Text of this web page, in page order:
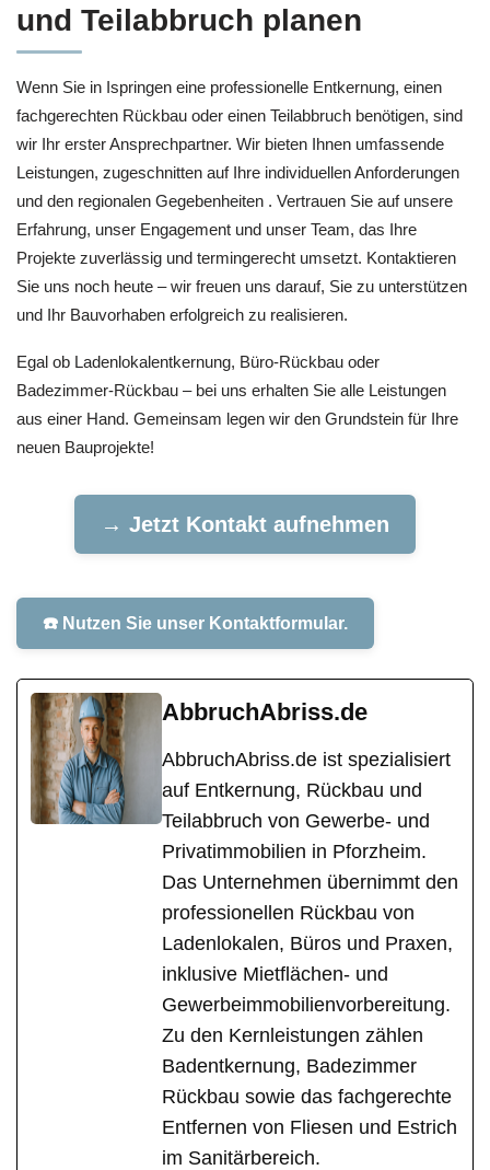
und Teilabbruch planen
Wenn Sie in Ispringen eine professionelle Entkernung, einen
fachgerechten Rückbau oder einen Teilabbruch benötigen, sind
wir Ihr erster Ansprechpartner. Wir bieten Ihnen umfassende
Leistungen, zugeschnitten auf Ihre individuellen Anforderungen
und den regionalen Gegebenheiten . Vertrauen Sie auf unsere
Erfahrung, unser Engagement und unser Team, das Ihre
Projekte zuverlässig und termingerecht umsetzt. Kontaktieren
Sie uns noch heute – wir freuen uns darauf, Sie zu unterstützen
und Ihr Bauvorhaben erfolgreich zu realisieren.
Egal ob Ladenlokalentkernung, Büro-Rückbau oder
Badezimmer-Rückbau – bei uns erhalten Sie alle Leistungen
aus einer Hand. Gemeinsam legen wir den Grundstein für Ihre
neuen Bauprojekte!
→ Jetzt Kontakt aufnehmen
☎️ Nutzen Sie unser Kontaktformular.
AbbruchAbriss.de
AbbruchAbriss.de ist spezialisiert
auf Entkernung, Rückbau und
Teilabbruch von Gewerbe- und
Privatimmobilien in Pforzheim.
Das Unternehmen übernimmt den
professionellen Rückbau von
Ladenlokalen, Büros und Praxen,
inklusive Mietflächen- und
Gewerbeimmobilienvorbereitung.
Zu den Kernleistungen zählen
Badentkernung, Badezimmer
Rückbau sowie das fachgerechte
Entfernen von Fliesen und Estrich
im Sanitärbereich.